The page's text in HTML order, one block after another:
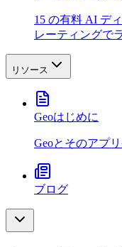
15 の有料 AI デ
レーティングで
リソース
Geoはじめに
Geoとそのアプ
ブログ